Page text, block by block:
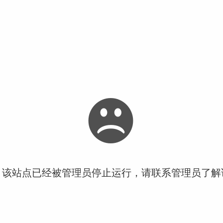
站点已经被管理员停止运行，请联系管理员了